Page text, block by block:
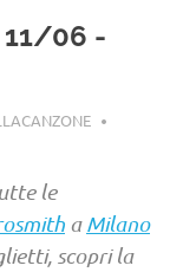
11/06 -
le
aMilano
scopri la